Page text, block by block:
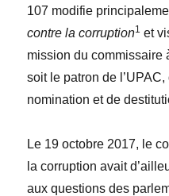
107 modifie
contre la corruption1 et
mission du commissaire
soit le patron de
nomination et de
Le 19 octobre 2017, le
la corruption avait
aux questions des